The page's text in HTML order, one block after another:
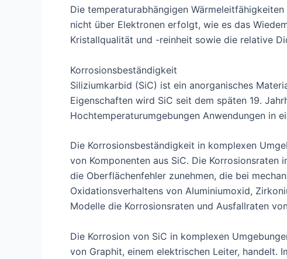
Die temperaturabhängigen
nicht über Elektronen erfolgt, wie es das
Kristallqualität und -reinheit sowie die relative
Korrosionsbeständigkeit
Siliziumkarbid (SiC) ist ein anorganisches
Eigenschaften wird SiC seit dem späten 19.
Hochtemperaturumgebungen Anwendungen in
Die Korrosionsbeständigkeit in komplexen
von Komponenten aus SiC. Die
die Oberflächenfehler zunehmen, die bei
Oxidationsverhaltens von Aluminiumoxid,
Modelle die Korrosionsraten und Ausfallraten
Die Korrosion von SiC in komplexen
von Graphit, einem elektrischen Leiter, handelt.